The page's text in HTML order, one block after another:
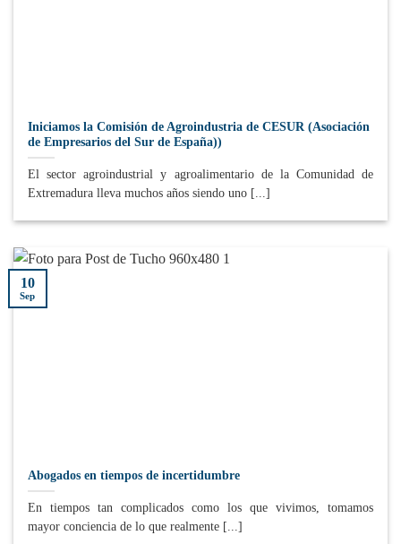
Iniciamos la Comisión de Agroindustria de CESUR (Asociación
de Empresarios del Sur de España))
El sector agroindustrial y agroalimentario de la Comunidad de
Extremadura lleva muchos años siendo uno [...]
Abogados en tiempos de incertidumbre
En tiempos tan complicados como los que vivimos, tomamos
mayor conciencia de lo que realmente [...]
10
Sep